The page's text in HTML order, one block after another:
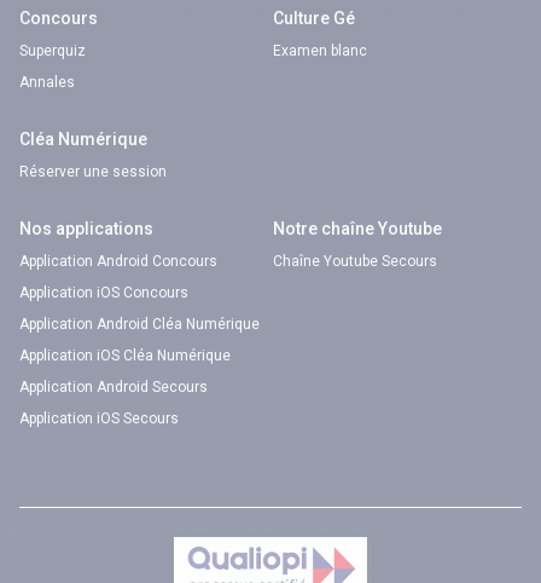
Concours
Superquiz
Annales
Culture Gé
Examen blanc
Cléa Numérique
Réserver une session
Nos applications
Application Android Concours
Application iOS Concours
Application Android Cléa Numérique
Application iOS Cléa Numérique
Application Android Secours
Application iOS Secours
Notre chaîne Youtube
Chaîne Youtube Secours